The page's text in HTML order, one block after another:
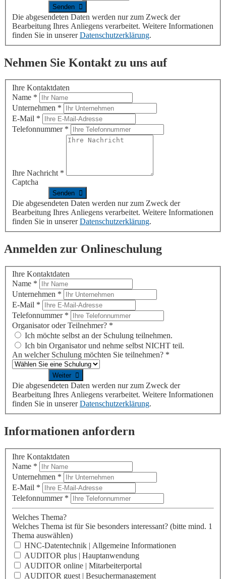
Die abgesendeten Daten werden nur zum Zweck der
Bearbeitung Ihres Anliegens verarbeitet. Weitere Informationen
finden Sie in unsererDatenschutzerklärung.
Nehmen Sie Kontakt zu uns auf
Ihre Kontaktdaten
Name *
Unternehmen *
E-Mail *
Telefonnummer *
Ihre Nachricht *
Captcha
Die abgesendeten Daten werden nur zum Zweck der
Bearbeitung Ihres Anliegens verarbeitet. Weitere Informationen
finden Sie in unsererDatenschutzerklärung.
Anmelden zur Onlineschulung
Ihre Kontaktdaten
Name *
Unternehmen *
E-Mail *
Telefonnummer *
Organisator oder Teilnehmer? *
Ich möchte selbst an der Schulung teilnehmen.
Ich bin Organisator und nehme selbst NICHT teil.
An welcher Schulung möchten Sie teilnehmen? *
Die abgesendeten Daten werden nur zum Zweck der
Bearbeitung Ihres Anliegens verarbeitet. Weitere Informationen
finden Sie in unsererDatenschutzerklärung.
Informationen anfordern
Ihre Kontaktdaten
Name *
Unternehmen *
E-Mail *
Telefonnummer *
Welches Thema?
Welches Thema ist für Sie besonders interessant? (bitte mind. 1
Thema auswählen)
HNC-Datentechnik | Allgemeine Informationen
AUDITOR plus | Hauptanwendung
AUDITOR online | Mitarbeiterportal
AUDITOR guest | Besuchermanagement